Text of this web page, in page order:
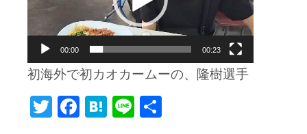
ー
ー
00:00 00:23
初海外で初カオカームーの、隆樹選手
T F H Li